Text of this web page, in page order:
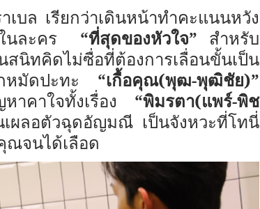
เบล เรียกว่าเดินหน้าทำคะแนนหวัง
นละคร “ที่สุดของหัวใจ”​ สำหรับ
นิทคิดไม่ซื่อที่ต้องการเลื่อนขั้นเป็น
มัดปะทะ “เกื้อคุณ(พุฒ-พุฒิชัย)”
าคาใจทั้งเรื่อง “พิมรตา(แพร์-พิช
เผลอตัวฉุดอัญมณี เป็นจังหวะที่โทนี่
ณจนได้เลือด